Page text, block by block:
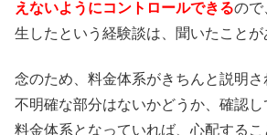
えないようにコントロールできるので
生したという経験談は、聞いたことが
念のため、料金体系がきちんと説明さ
不明確な部分はないかどうか、確認
料金体系となっていれば、心配するこ